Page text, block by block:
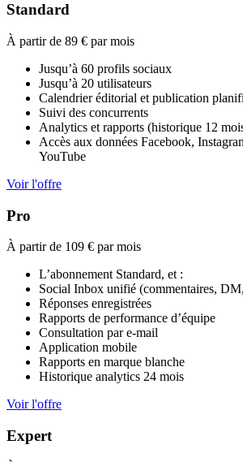
Standard
À partir de 89 € par mois
Jusqu’à 60 profils sociaux
Jusqu’à 20 utilisateurs
Calendrier éditorial et publication
Suivi des concurrents
Analytics et rapports (historique 12
Accès aux données Facebook,
YouTube
Voir l'offre
Pro
À partir de 109 € par mois
L’abonnement Standard, et :
Social Inbox unifié (commentaires,
Réponses enregistrées
Rapports de performance d’équipe
Consultation par e-mail
Application mobile
Rapports en marque blanche
Historique analytics 24 mois
Voir l'offre
Expert